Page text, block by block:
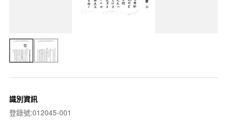
識別資訊
登錄號:012045-001